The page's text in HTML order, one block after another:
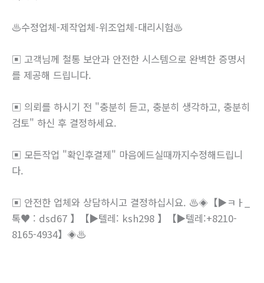
♨️수정업체-제작업체-위조업체-대리시험♨️
▣ 고객님께 철통 보안과 안전한 시스템으로 완벽한 증명서
를 제공해 드립니다.
▣ 의뢰를 하시기 전 "충분히 듣고, 충분히 생각하고, 충분히
검토" 하신 후 결정하세요.
▣ 모든작업 "확인후결제" 마음에드실때까지수정해드립니
다.
▣ 안전한 업체와 상담하시고 결정하십시요. ♨️◈【▶ㅋㅏ_
톡♥ : dsd67 】【▶텔레: ksh298 】【▶텔레:+8210-
8165-4934】◈♨️